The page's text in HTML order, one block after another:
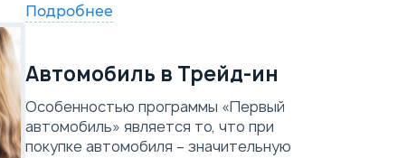
Подробнее
Автомобиль в Трейд-ин
Особенностью программы «Первый
автомобиль» является то, что при
покупке автомобиля – значительную